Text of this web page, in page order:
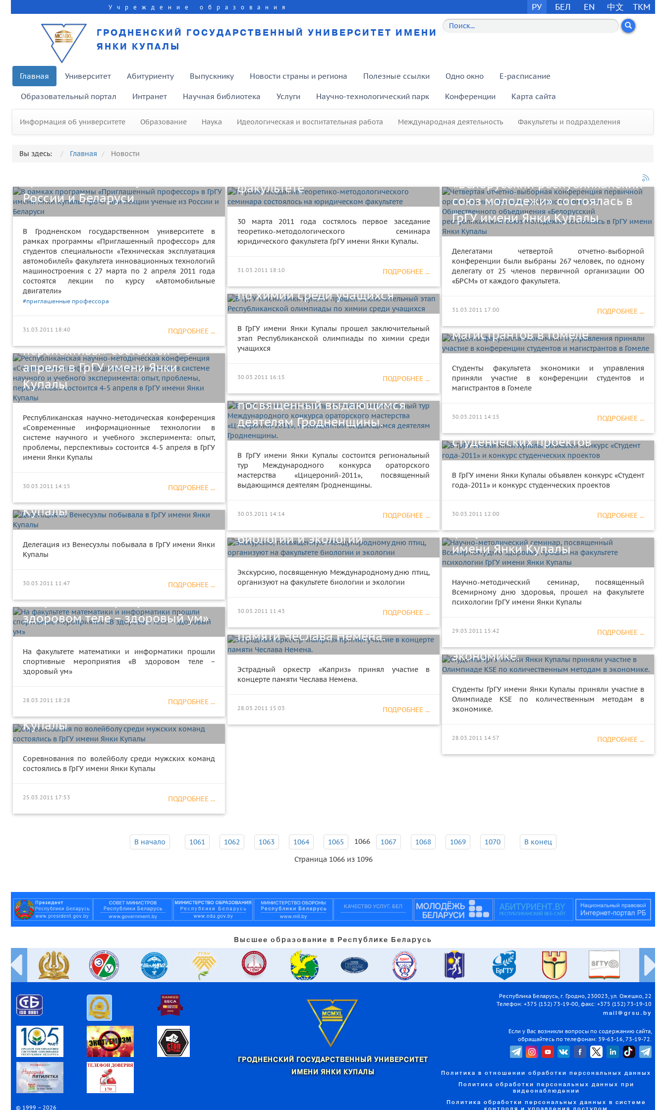
Учреждение образования РУ БЕЛ EN 中文 TKM
ГРОДНЕНСКИЙ ГОСУДАРСТВЕННЫЙ УНИВЕРСИТЕТ ИМЕНИ
ЯНКИ КУПАЛЫ
Главная Университет Абитуриенту Выпускнику Новости страны и региона Полезные ссылки Одно окно E-расписание
Образовательный портал Интранет Научная библиотека Услуги Научно-технологический парк Конференции Карта сайта
Информация об университете Образование Наука Идеологическая и воспитательная работа Международная деятельность Факультеты и подразделения
Вы здесь: Главная Новости
В рамках программы
«Приглашенный профессор» в
России и Беларуси
В Гродненском государственном университете в
рамках программы «Приглашенный профессор» для
студентов специальности «Техническая эксплуатация
автомобилей» факультета инновационных технологий
машиностроения с 27 марта по 2 апреля 2011 года
состоятся лекции по курсу «Автомобильные
двигатели»
#приглашенные профессора
ПОДРОБНЕЕ ...
31.03.2011 18:40
Первое заседание теоретико-
факультете
30 марта 2011 года состялось первое заседание
теоретико-методологического семинара
юридического факультета ГрГУ имени Янки Купалы.
ПОДРОБНЕЕ ...
31.03.2011 18:10
Четвертая отчетно-выборная
конференция первичной
организации с правами
«Белорусский республиканский
союз молодежи» состоялась в
ГрГУ имени Янки Купалы
Делегатами четвертой отчетно-выборной
конференции были выбраны 267 человек, по одному
делегату от 25 членов первичной организации ОО
«БРСМ» от каждого факультета.
ПОДРОБНЕЕ ...
31.03.2011 17:00
В ГрГУ имени Янки Купалы
Республиканской олимпиады
по химии среди учащихся
В ГрГУ имени Янки Купалы прошел заключительный
этап Республиканской олимпиады по химии среди
учащихся
ПОДРОБНЕЕ ...
30.03.2011 16:15
Студенты факультета
экономики и управления
конференции студентов и
магистрантов в Гомеле
Студенты факультета экономики и управления
приняли участие в конференции студентов и
магистрантов в Гомеле
ПОДРОБНЕЕ ...
30.03.2011 14:15
Республиканская научно-
методическая конференция
«Современные
информационные технологии в
эксперимента: опыт, проблемы,
перспективы» состоится 4-5
апреля в ГрГУ имени Янки
Купалы
Республиканская научно-методическая конференция
«Современные информационные технологии в
системе научного и учебного эксперимента: опыт,
проблемы, перспективы» состоится 4-5 апреля в ГрГУ
имени Янки Купалы
ПОДРОБНЕЕ ...
30.03.2011 14:15
состоится региональный тур
Международного конкурса
ораторского мастерства
посвященный выдающимся
деятелям Гродненщины.
В ГрГУ имени Янки Купалы состоится региональный
тур Международного конкурса ораторского
мастерства «Цицероний-2011», посвященный
выдающимся деятелям Гродненщины.
ПОДРОБНЕЕ ...
30.03.2011 14:14
В ГрГУ имени Янки Купалы
студенческих проектов
В ГрГУ имени Янки Купалы объявлен конкурс «Студент
года-2011» и конкурс студенческих проектов
ПОДРОБНЕЕ ...
30.03.2011 12:00
побывала в ГрГУ имени Янки
Купалы
Делегация из Венесуэлы побывала в ГрГУ имени Янки
Купалы
ПОДРОБНЕЕ ...
30.03.2011 11:47
Экскурсию, посвященную
организуют на факультете
биологии и экологии
Экскурсию, посвященную Международному дню птиц,
организуют на факультете биологии и экологии
ПОДРОБНЕЕ ...
30.03.2011 11:43
Научно-методический семинар,
здоровья, прошел на
факультете психологии ГрГУ
имени Янки Купалы
Научно-методический семинар, посвященный
Всемирному дню здоровья, прошел на факультете
психологии ГрГУ имени Янки Купалы
ПОДРОБНЕЕ ...
29.03.2011 15:42
информатики прошли
спортивные мероприятия «В
здоровом теле − здоровый ум»
На факультете математики и информатики прошли
спортивные мероприятия «В здоровом теле −
здоровый ум»
ПОДРОБНЕЕ ...
28.03.2011 18:28
принял участие в концерте
памяти Чеслава Немена.
Эстрадный оркестр «Каприз» принял участие в
концерте памяти Чеслава Немена.
ПОДРОБНЕЕ ...
28.03.2011 15:03
Студенты ГрГУ имени Янки
Купалы приняли участие в
количественным методам в
экономике.
Студенты ГрГУ имени Янки Купалы приняли участие в
Олимпиаде KSE по количественным методам в
экономике.
ПОДРОБНЕЕ ...
28.03.2011 14:57
Соревнования по волейболу
состоялись в ГрГУ имени Янки
Купалы
Соревнования по волейболу среди мужских команд
состоялись в ГрГУ имени Янки Купалы
ПОДРОБНЕЕ ...
25.03.2011 17:53
В начало 1061 1062 1063 1064 1065 1066 1067 1068 1069 1070
В конец
Страница 1066 из 1096
Высшее образование в Республике Беларусь
© 1999 – 2026
ГРОДНЕНСКИЙ ГОСУДАРСТВЕННЫЙ УНИВЕРСИТЕТ
ИМЕНИ ЯНКИ КУПАЛЫ
Республика Беларусь, г. Гродно, 230023, ул. Ожешко, 22
Телефон: +375 (152) 73-19-00, факс: +375 (152) 73-19-10
mail@grsu.by
Если у Вас возникли вопросы по содержанию сайта,
обращайтесь по телефонам: 39-63-16, 73-19-72.
Политика в отношении обработки персональных данных
Политика обработки персональных данных при
видеонаблюдении
Политика обработки персональных данных в системе
контроля и управления доступом